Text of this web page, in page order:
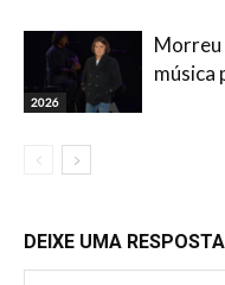
2026
Morreu
música
DEIXE UMA RESPOSTA